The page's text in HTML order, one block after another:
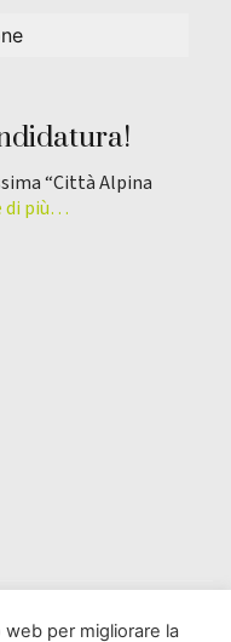
“Città Alpina
di più…
per migliorare la